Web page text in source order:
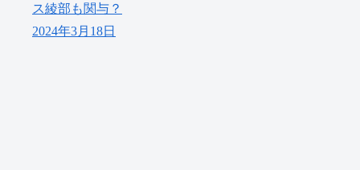
ス綾部も関与？
2024年3月18日